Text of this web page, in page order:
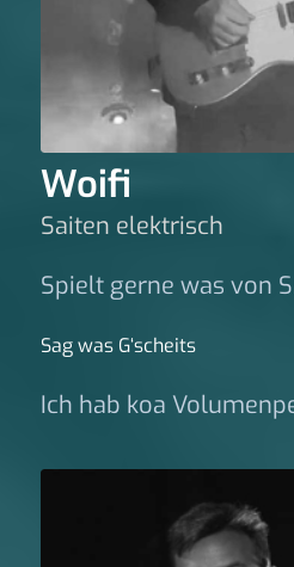
Woifi
Saiten elektrisch
Spielt gerne was von
Sag was G‘scheits
Ich hab koa